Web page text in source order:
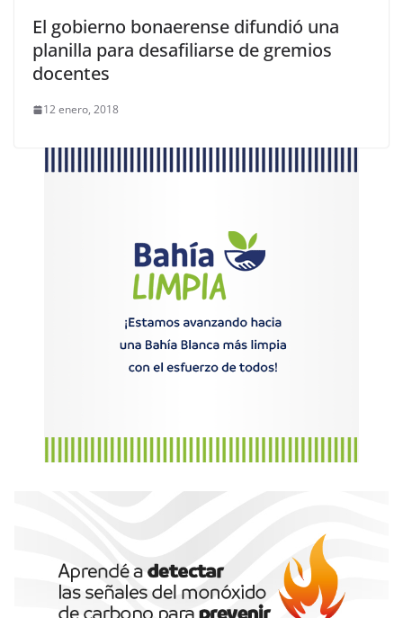
El gobierno bonaerense difundió una
planilla para desafiliarse de gremios
docentes
12 enero, 2018